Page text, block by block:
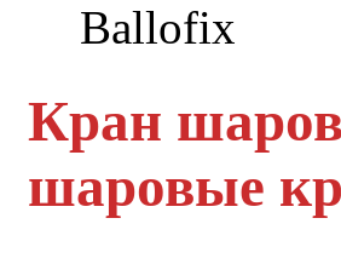
Ballofix
Кран
шаровые